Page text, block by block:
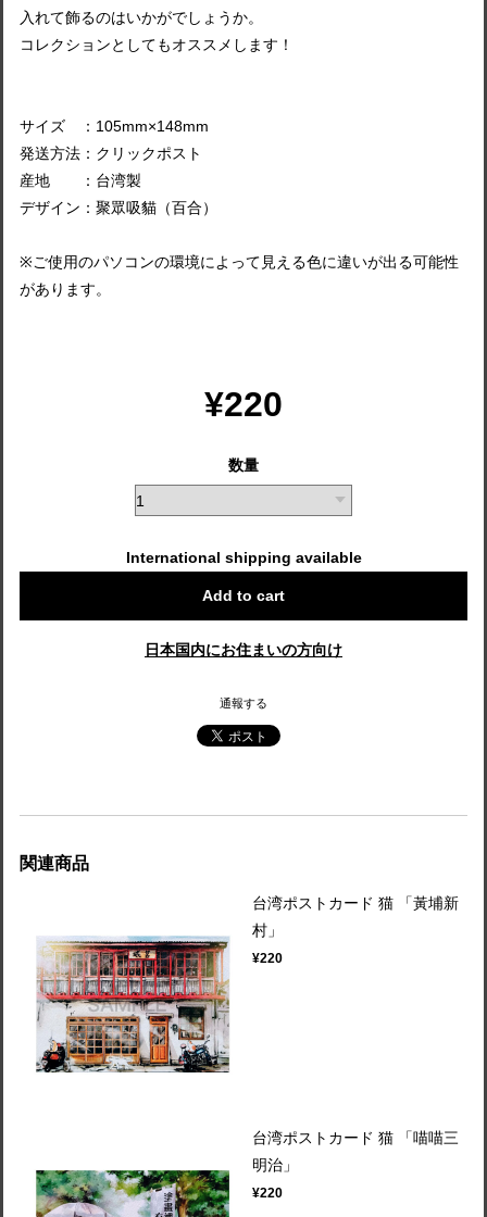
入れて飾るのはいかがでしょうか。
コレクションとしてもオススメします！
サイズ ：105mm×148mm
発送方法：クリックポスト
産地 ：台湾製
デザイン：聚眾吸貓（百合）
※ご使用のパソコンの環境によって見える色に違いが出る可能性
があります。
¥220
数量
International shipping available
Add to cart
日本国内にお住まいの方向け
通報する
関連商品
台湾ポストカード 猫 「黃埔新
村」
¥220
台湾ポストカード 猫 「喵喵三
明治」
¥220